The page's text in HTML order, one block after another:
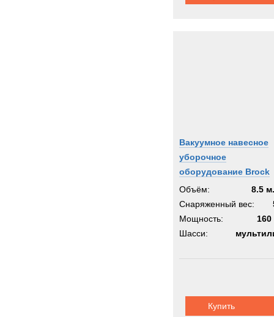
Вакуумное навесное
уборочное
оборудование Brock
MVS
Объём:
8.5
Снаряженный вес:
Мощность:
160
Шасси:
Купить